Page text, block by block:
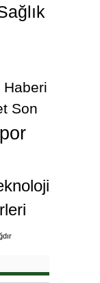
Haberi
Son